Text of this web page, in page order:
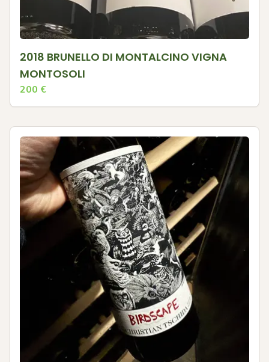
2018 BRUNELLO DI MONTALCINO VIGNA
MONTOSOLI
200 €